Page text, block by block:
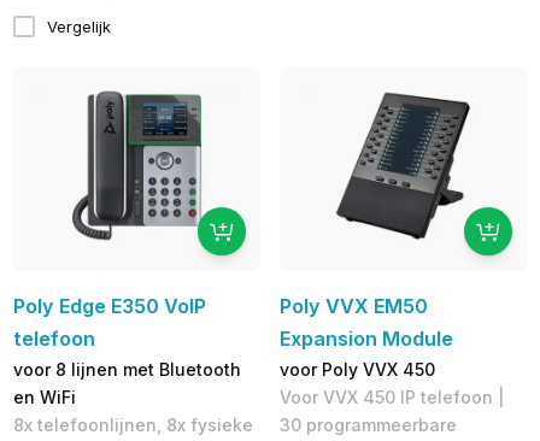
Vergelijk
Poly Edge E350 VoIP
telefoon
voor 8 lijnen met Bluetooth
en WiFi
8x telefoonlijnen, 8x fysieke
Poly VVX EM50
Expansion Module
voor Poly VVX 450
Voor VVX 450 IP telefoon |
30 programmeerbare